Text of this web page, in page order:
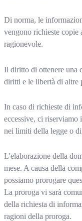
Di norma, le
vengono richieste copie
ragionevole.
Il diritto di ottenere una
diritti e le libertà di altre
In caso di richieste di
eccessive, ci
nei limiti della legge o
L'elaborazione della
mese. A causa della
possiamo prorogare
La proroga vi sarà
della richiesta di
ragioni della proroga.